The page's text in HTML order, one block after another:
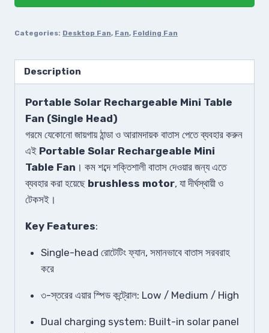
Categories: Desktop Fan, Fan, Folding Fan
Description
Portable Solar Rechargeable Mini Table
Fan (Single Head)
গরমে যেকোনো জায়গায় ঠান্ডা ও আরামদায়ক বাতাস পেতে ব্যবহার করুন
এই Portable Solar Rechargeable Mini
Table Fan । কম শব্দে শক্তিশালী বাতাস দেওয়ার জন্য এতে
ব্যবহার করা হয়েছে brushless motor, যা দীর্ঘস্থায়ী ও
টেকসই।
Key Features:
Single-head রোটেটিং ফ্যান, সমানভাবে বাতাস সরবরাহ
করে
৩-স্তরের এয়ার স্পিড কন্ট্রোল: Low / Medium / High
Dual charging system: Built-in solar panel